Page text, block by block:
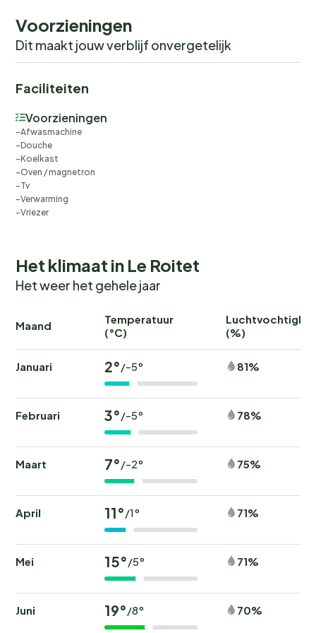
en kortingen op lokale activiteiten, biedt dit
appartement een gezellige en praktische optie voor
uw alpine-uitje.
Let op: de toeristenbelasting wordt bij de
accommodatie geïnd en maakt geen deel uit van de
huur.
Voorzieningen
Dit maakt jouw verblijf onvergetelijk
Faciliteiten
Voorzieningen
Afwasmachine
Douche
Koelkast
Oven / magnetron
Tv
Verwarming
Vriezer
Het klimaat in Le Roitet
Het weer het gehele jaar
Maand
Temperatuur
(°C)
(%)
Januari 2°/-5° 81%
Februari 3°/-5° 78%
Maart 7°/-2° 75%
April 11°/1° 71%
Mei 15°/5° 71%
Juni 19°/8° 70%